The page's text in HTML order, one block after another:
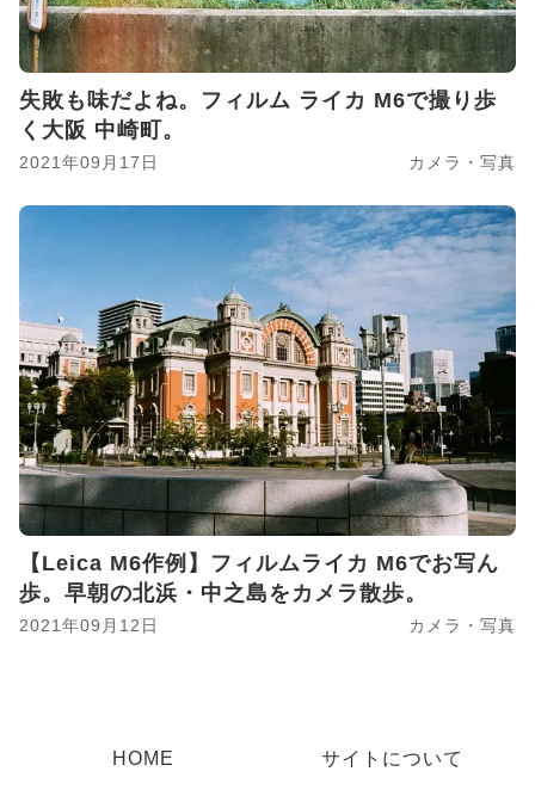
失敗も味だよね。フィルム ライカ M6で撮り歩
く大阪 中崎町。
2021年09月17日 カメラ・写真
【Leica M6作例】フィルムライカ M6でお写ん
歩。早朝の北浜・中之島をカメラ散歩。
2021年09月12日 カメラ・写真
HOME サイトについて